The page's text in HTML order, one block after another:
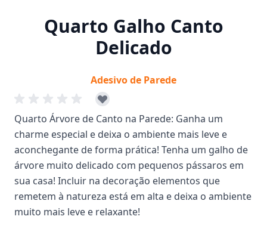
Quarto Galho Canto
Delicado
Adesivo de Parede
Quarto Árvore de Canto na Parede: Ganha um
charme especial e deixa o ambiente mais leve e
aconchegante de forma prática! Tenha um galho de
árvore muito delicado com pequenos pássaros em
sua casa! Incluir na decoração elementos que
remetem à natureza está em alta e deixa o ambiente
muito mais leve e relaxante!